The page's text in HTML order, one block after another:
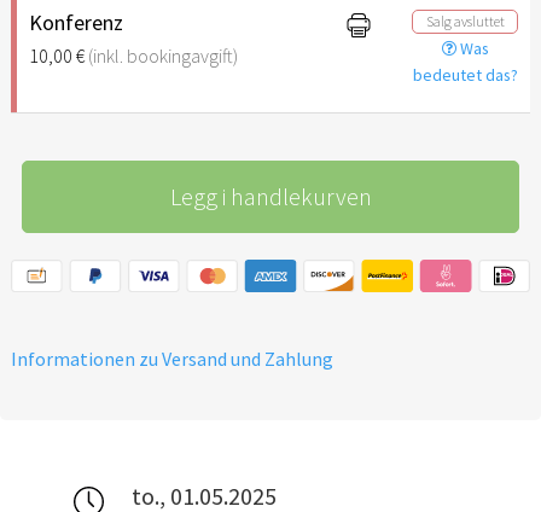
Konferenz
10,00 €(inkl. bookingavgift)
Salg avsluttet
Was
bedeutet das?
Legg i handlekurven
Informationen zu Versand und Zahlung
to., 01.05.2025